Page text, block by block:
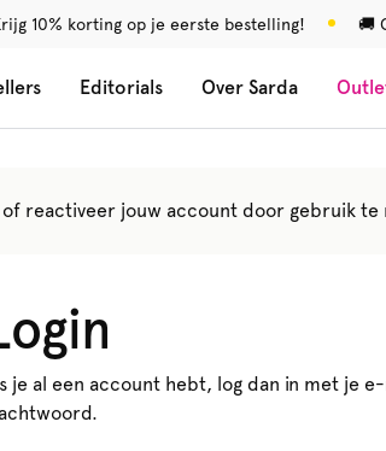
10% korting op je eerste bestelling! 🚚
Editorials Over Sarda
reactiveer jouw account door gebruik te
je al een account hebt, log dan in met je